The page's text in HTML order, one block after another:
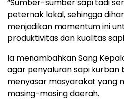
“Sumber-sumber sapi tadi
peternak lokal, sehingga
menjadikan momentum ini
produktivitas dan kualitas
Ia menambahkan Sang
agar penyaluran sapi
menyasar masyarakat yang
masing-masing daerah.